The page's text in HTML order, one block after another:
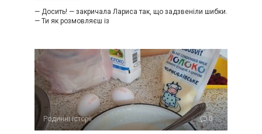
— Досить! — закричала Лариса так, що задзвеніли шибки.
— Ти як розмовляєш із
Родинні історії 0